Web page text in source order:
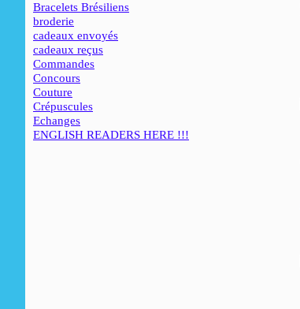
Bracelets Brésiliens
broderie
cadeaux envoyés
cadeaux reçus
Commandes
Concours
Couture
Crépuscules
Echanges
ENGLISH READERS HERE !!!